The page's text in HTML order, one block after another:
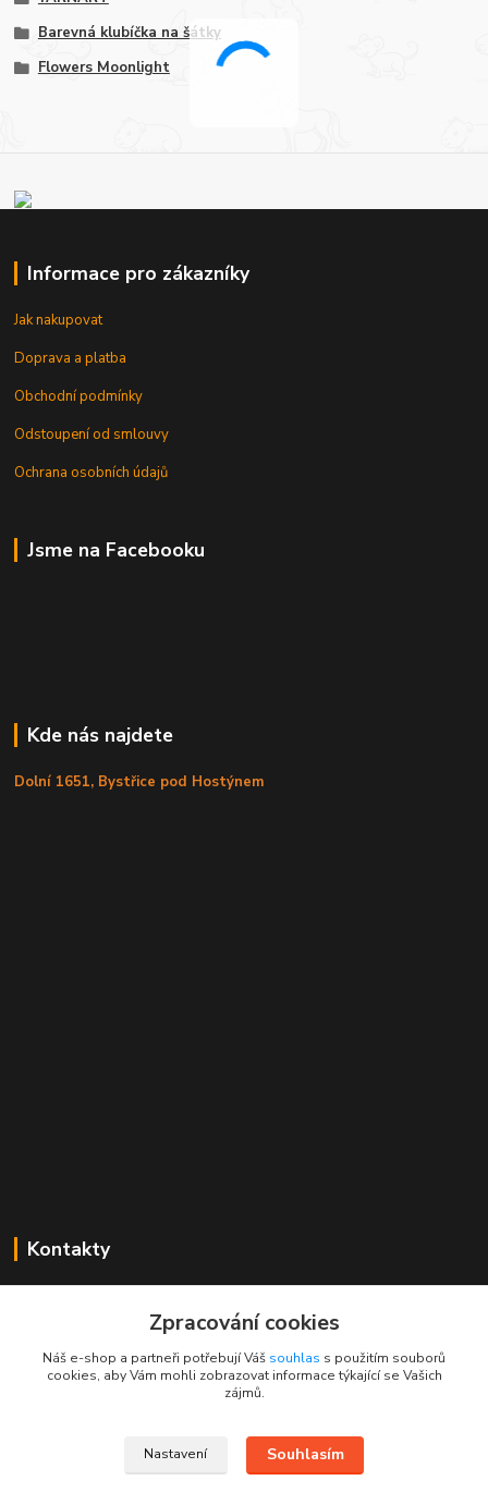
Barevná klubíčka na šátky
Flowers Moonlight
Informace pro zákazníky
Jak nakupovat
Doprava a platba
Obchodní podmínky
Odstoupení od smlouvy
Ochrana osobních údajů
Jsme na Facebooku
Kde nás najdete
Dolní 1651, Bystřice pod Hostýnem
Kontakty
+420 725 613 837
info@rajklubicek.cz
Zpracování cookies
Náš e-shop a partneři potřebují Váš souhlas s použitím souborů
cookies, aby Vám mohli zobrazovat informace týkající se Vašich
zájmů.
Nastavení Souhlasím